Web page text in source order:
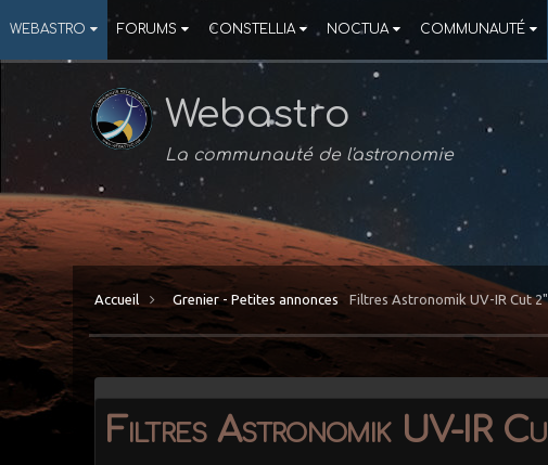
WEBASTRO FORUMS CONSTELLIA NOCTUA COMMUNAUTÉ
Webastro
La communauté de l'astronomie
Accueil Grenier - Petites annonces Filtres Astronomik UV-IR Cut 2"
Filtres Astronomik UV-IR